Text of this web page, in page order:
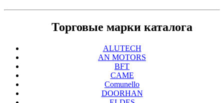
Торговые марки каталога
ALUTECH
AN MOTORS
BFT
CAME
Comunello
DOORHAN